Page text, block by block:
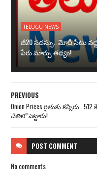
TELUGU NEWS
జీ20 సదస్సు.. మోదీ సీటు
పేరు మార్పు తథ్యం!
PREVIOUS
Onion Prices రైతుకు కన్నీరు..
చేతిలో పెట్టారు!
POST COMMENT
No comments